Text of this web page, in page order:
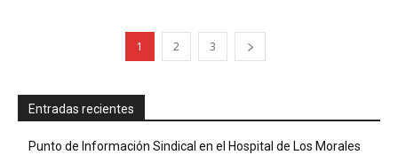
1 2 3
Entradas recientes
Punto de Información Sindical en el Hospital de Los Morales